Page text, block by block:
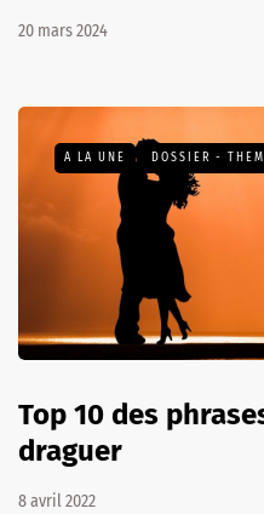
20 mars 2024
A LA UNE DOSSIER -
Top 10 des
draguer
8 avril 2022